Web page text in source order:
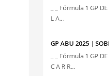
_ _ Fórmula 1 GP
L A...
GP ABU 2025 |
_ _ Fórmula 1 GP
C A R R...